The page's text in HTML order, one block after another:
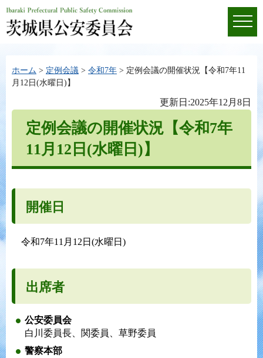
ホーム > 定例会議 > 令和7年 > 定例会議の開催状況【令和7年11
月12日(水曜日)】
更新日:2025年12月8日
定例会議の開催状況【令和7年
11月12日(水曜日)】
開催日
令和7年11月12日(水曜日)
出席者
公安委員会
白川委員長、関委員、草野委員
警察本部